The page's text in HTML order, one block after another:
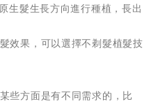
生髮生長方向進行種植，長出
效果，可以選擇不剃髮植髮技
些方面是有不同需求的，比